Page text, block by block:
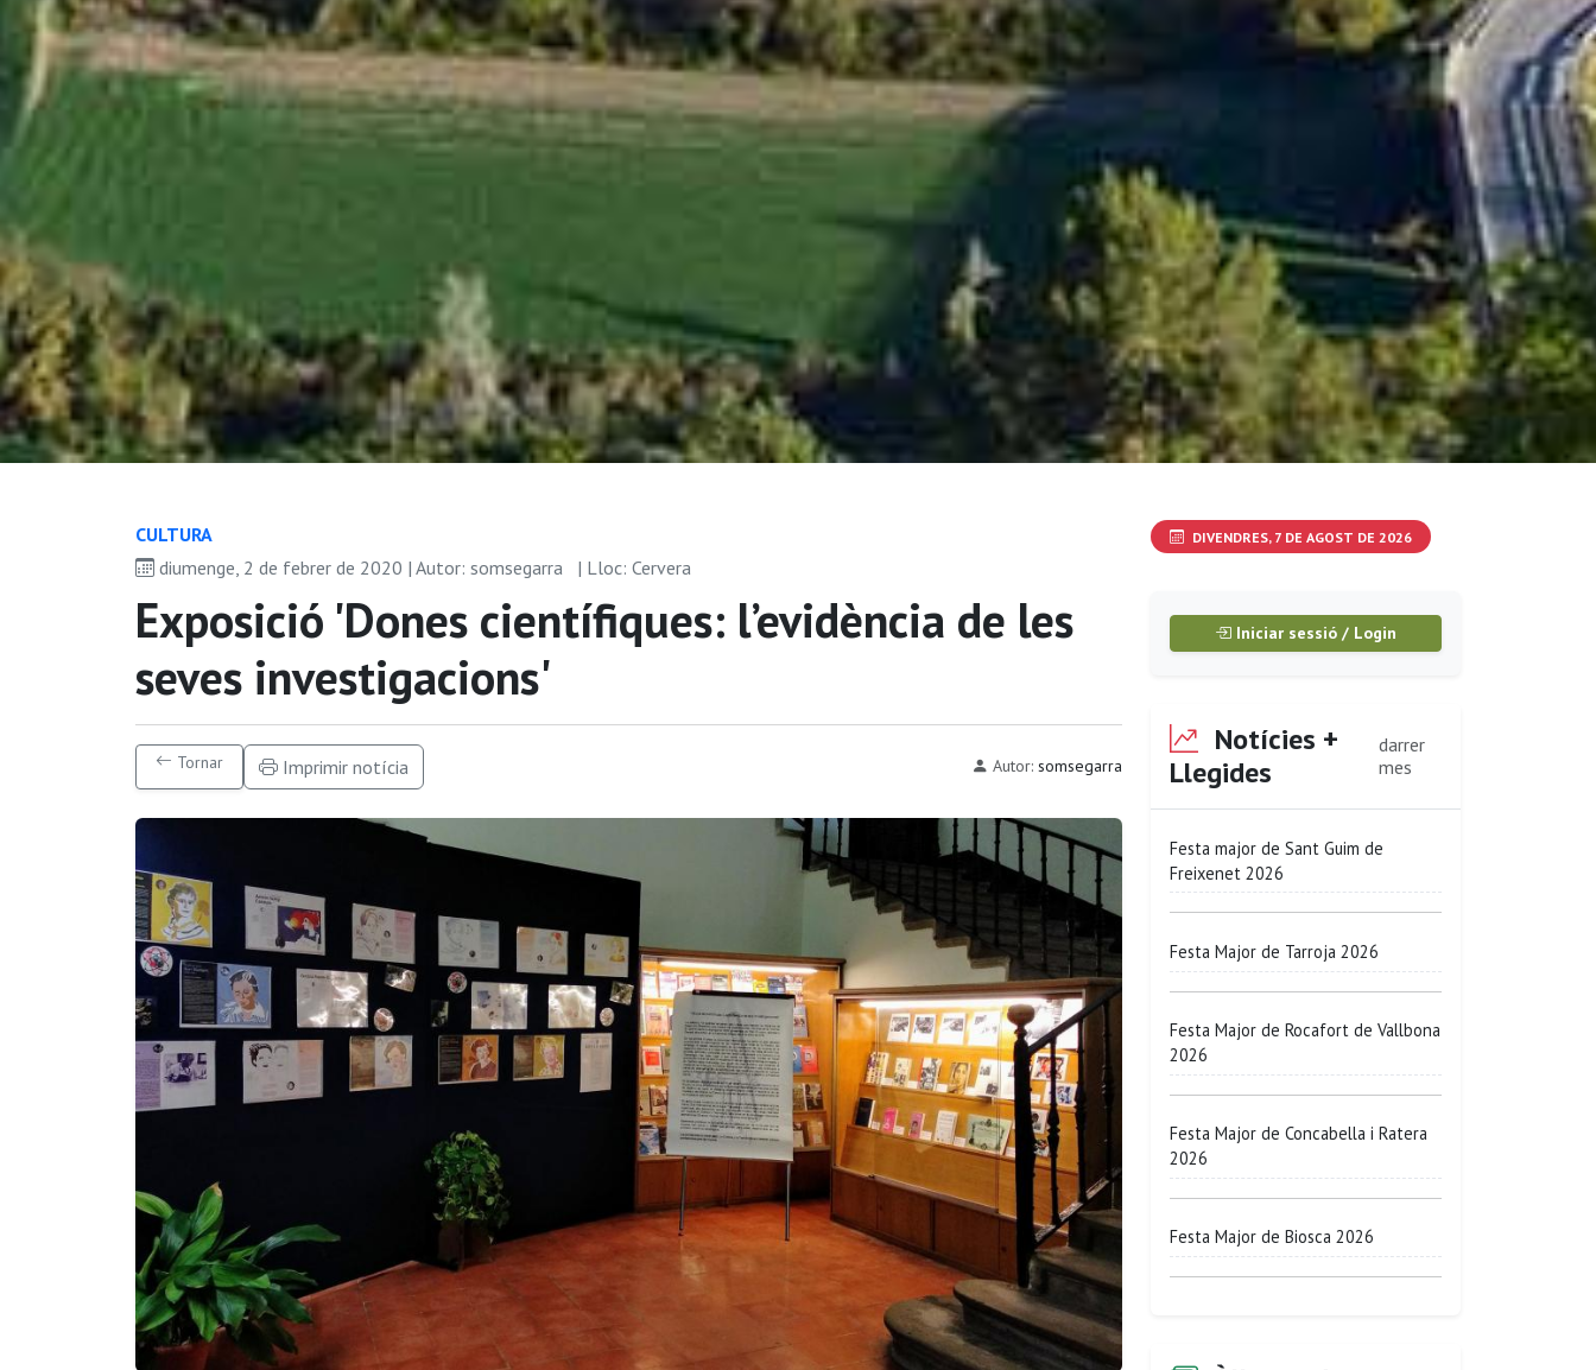
CULTURA
diumenge, 2 de febrer de 2020 | Autor: somsegarra
| Lloc: Cervera
Exposició 'Dones científiques: l’evidència de les
seves investigacions'
Tornar Imprimir notícia Autor: somsegarra
DIVENDRES, 7 DE AGOST DE 2026
Iniciar sessió / Login
Notícies +
Llegides
darrer
mes
Festa major de Sant Guim de
Freixenet 2026
Festa Major de Tarroja 2026
Festa Major de Rocafort de Vallbona
2026
Festa Major de Concabella i Ratera
2026
Festa Major de Biosca 2026